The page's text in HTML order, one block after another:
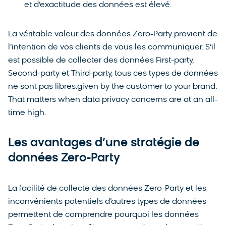
et d’exactitude des données est élevé.
La véritable valeur des données Zero-Party provient de
l’intention de vos clients de vous les communiquer. S’il
est possible de collecter des données First-party,
Second-party et Third-party, tous ces types de données
ne sont pas libres.given by the customer to your brand.
That matters when data privacy concerns are at an all-
time high.
Les avantages d’une stratégie de
données Zero-Party
La facilité de collecte des données Zero-Party et les
inconvénients potentiels d’autres types de données
permettent de comprendre pourquoi les données